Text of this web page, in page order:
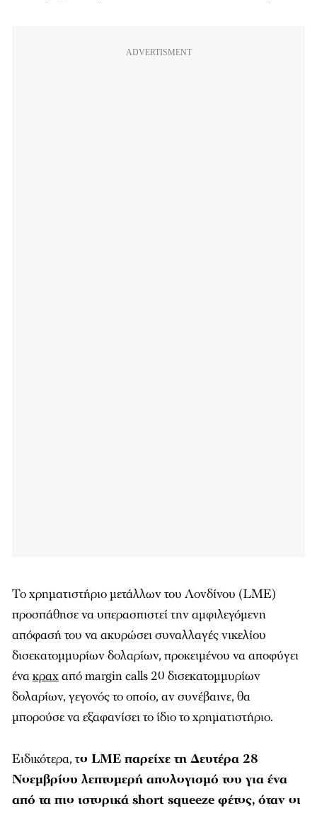
Το χρηματιστήριο μετάλλων του Λονδίνου (LME)
προσπάθησε να υπερασπιστεί την αμφιλεγόμενη
απόφασή του να ακυρώσει συναλλαγές νικελίου
δισεκατομμυρίων δολαρίων, προκειμένου να αποφύγει
ένακραχαπό margin calls 20 δισεκατομμυρίων
δολαρίων, γεγονός το οποίο, αν συνέβαινε, θα
μπορούσε να εξαφανίσει το ίδιο το χρηματιστήριο.
Ειδικότερα, το LME παρείχε τη Δευτέρα 28
Νοεμβρίου λεπτομερή απολογισμό του για ένα
από τα πιο ιστορικά short squeeze φέτος, όταν οι